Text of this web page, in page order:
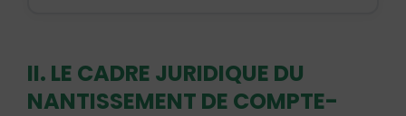
II. LE CADRE JURIDIQUE DU
NANTISSEMENT DE COMPTE-